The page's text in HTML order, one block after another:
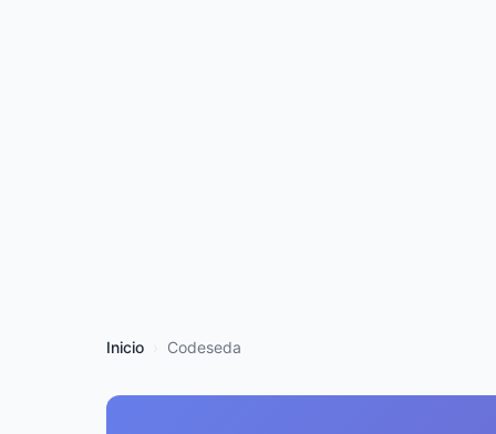
Inicio Codeseda